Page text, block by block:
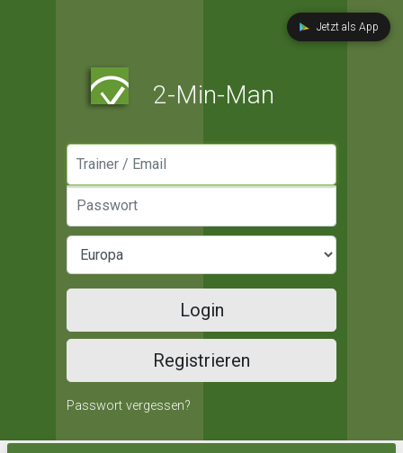
Jetzt als App
2-Min-Man
Login
Registrieren
Passwort vergessen?